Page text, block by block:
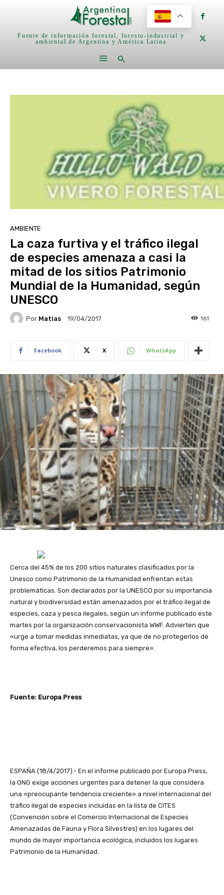
Fuente de información forestal, foresto-industrial y
ambiental de Argentina y América Latina
AMBIENTE
La caza furtiva y el tráfico ilegal
de especies amenaza a casi la
mitad de los sitios Patrimonio
Mundial de la Humanidad, según
UNESCO
Por Matias 19/04/2017 161
Facebook X WhatsApp
Cerca del 45% de los 200 sitios naturales clasificados por la
Unesco como Patrimonio de la Humanidad enfrentan estas
problemáticas. Son declarados por la UNESCO por su importancia
natural y biodiversidad están amenazados por el tráfico ilegal de
especies, caza y pesca ilegales, según un informe publicado este
martes por la organización conservacionista WWF. Advierten que
«urge a tomar medidas inmediatas, ya que de no protegerlos de
forma efectiva, los perderemos para siempre».
Fuente: Europa Press
ESPAÑA (18/4/2017).- En el informe publicado por Europa Press,
la ONG exige acciones urgentes para detener la que considera
una «preocupante tendencia creciente» a nivel internacional del
tráfico ilegal de especies incluidas en la lista de CITES
(Convención sobre el Comercio Internacional de Especies
Amenazadas de Fauna y Flora Silvestres) en los lugares del
mundo de mayor importancia ecológica, incluidos los lugares
Patrimonio de la Humanidad.